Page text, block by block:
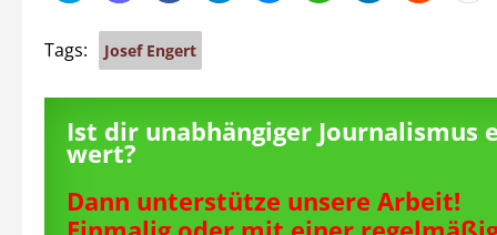
Tags: Josef Engert
Ist dir unabhängiger Journalismus
wert?
Dann unterstütze unsere Arbeit!